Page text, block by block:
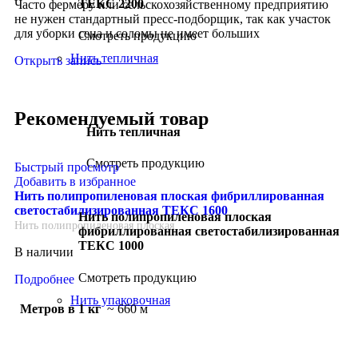
ТЕКС 2200
Смотреть продукцию
Нить тепличная
Нить тепличная
Смотреть продукцию
Нить полипропиленовая плоская
фибриллированная светостабилизированная
ТЕКС 1000
Смотреть продукцию
Нить упаковочная
Часто фермеру или сельскохозяйственному предприятию
не нужен стандартный пресс-подборщик, так как участок
для уборки сена и соломы не имеет больших
Открыть запись
Рекомендуемый товар
Быстрый просмотр
Добавить в избранное
Нить полипропиленовая плоская фибриллированная
светостабилизированная ТЕКС 1600
Нить полипропиленовая плоская
В наличии
Подробнее
Метров в 1 кг ~ 660 м